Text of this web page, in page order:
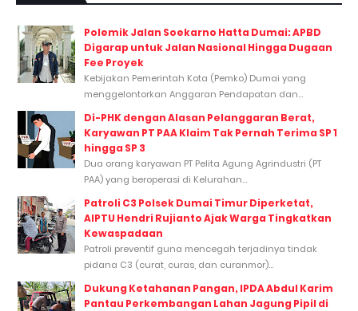
Polemik Jalan Soekarno Hatta Dumai: APBD
Digarap untuk Jalan Nasional Hingga Dugaan
Fee Proyek
Kebijakan Pemerintah Kota (Pemko) Dumai yang
menggelontorkan Anggaran Pendapatan dan...
Di-PHK dengan Alasan Pelanggaran Berat,
Karyawan PT PAA Klaim Tak Pernah Terima SP 1
hingga SP 3
Dua orang karyawan PT Pelita Agung Agrindustri (PT
PAA) yang beroperasi di Kelurahan...
Patroli C3 Polsek Dumai Timur Diperketat,
AIPTU Hendri Rujianto Ajak Warga Tingkatkan
Kewaspadaan
Patroli preventif guna mencegah terjadinya tindak
pidana C3 (curat, curas, dan curanmor)...
Dukung Ketahanan Pangan, IPDA Abdul Karim
Pantau Perkembangan Lahan Jagung Pipil di